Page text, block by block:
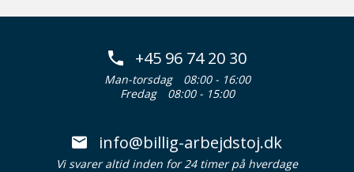
+45 96 74 20 30
Man-torsdag
08:00 - 16:00
Fredag
08:00 - 15:00
info@billig-arbejdstoj.dk
Vi svarer altid inden for 24 timer på hverdage